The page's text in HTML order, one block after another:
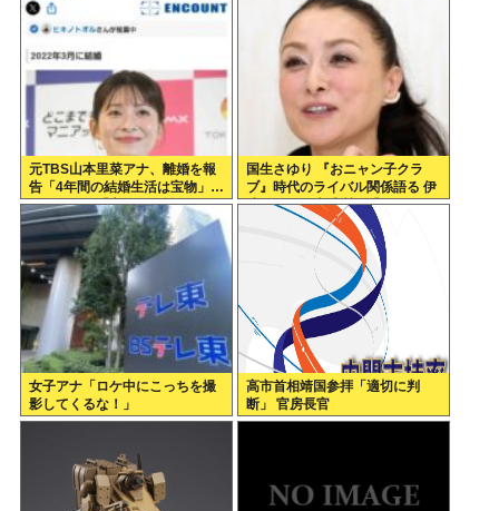
元TBS山本里菜アナ、離婚を報
告「4年間の結婚生活は宝物」…
ヤフコメ民「宝物なら離婚しな
いだろ」
国生さゆり 『おニャン子クラ
ブ』時代のライバル関係語る 伊
達みきおが直球質問「たとえば
誰です？」
女子アナ「ロケ中にこっちを撮
影してくるな！」
高市首相靖国参拝「適切に判
断」 官房長官